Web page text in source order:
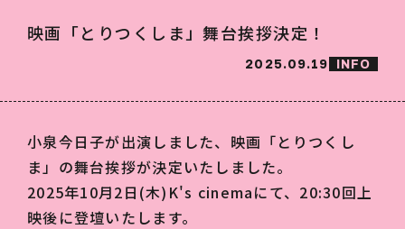
映画「とりつくしま」舞台挨拶決定！
2025.09.19 INFO
小泉今日子が出演しました、映画「とりつくし
ま」の舞台挨拶が決定いたしました。
2025年10月2日(木)K's cinemaにて、20:30回上
映後に登壇いたします。